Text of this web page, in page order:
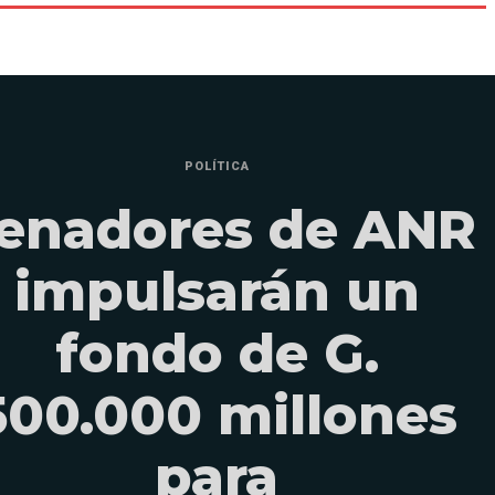
POLÍTICA
de ANR
impulsarán un
fondo de G.
millones
para